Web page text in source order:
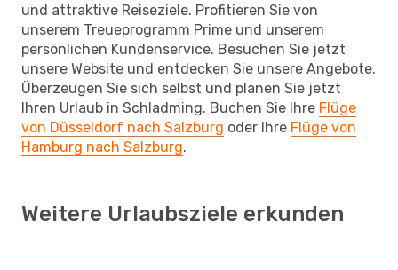
und attraktive Reiseziele. Profitieren Sie von
unserem Treueprogramm Prime und unserem
persönlichen Kundenservice. Besuchen Sie jetzt
unsere Website und entdecken Sie unsere Angebote.
Überzeugen Sie sich selbst und planen Sie jetzt
Ihren Urlaub in Schladming. Buchen Sie Ihre Flüge
von Düsseldorf nach Salzburg oder Ihre Flüge von
Hamburg nach Salzburg.
Weitere Urlaubsziele erkunden